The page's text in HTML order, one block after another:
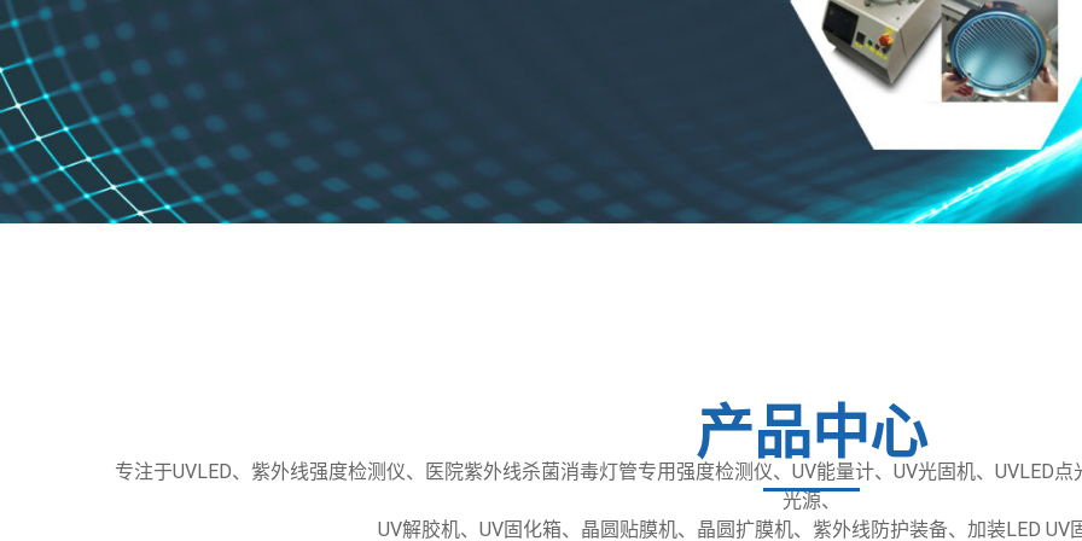
产品中心
专注于UVLED、紫外线强度检测仪、医院紫外线杀菌消毒灯管专用强度检测仪、UV能量计、UV光固机、UVLED
光源、
UV解胶机、UV固化箱、晶圆贴膜机、晶圆扩膜机、紫外线防护装备、加装LED UV